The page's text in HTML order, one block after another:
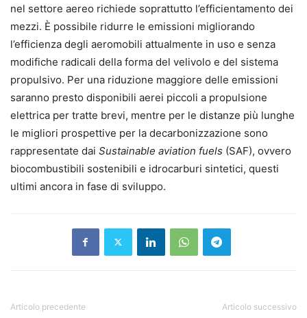
nel settore aereo richiede soprattutto l’efficientamento dei
mezzi. È possibile ridurre le emissioni migliorando
l’efficienza degli aeromobili attualmente in uso e senza
modifiche radicali della forma del velivolo e del sistema
propulsivo. Per una riduzione maggiore delle emissioni
saranno presto disponibili aerei piccoli a propulsione
elettrica per tratte brevi, mentre per le distanze più lunghe
le migliori prospettive per la decarbonizzazione sono
rappresentate dai Sustainable aviation fuels (SAF), ovvero
biocombustibili sostenibili e idrocarburi sintetici, questi
ultimi ancora in fase di sviluppo.
Articolo precedente Articolo successivo